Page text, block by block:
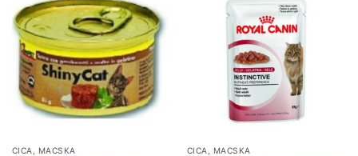
CICA, MACSKA CICA, MACSKA